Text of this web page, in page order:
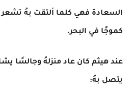
السعادة فهي كلما ألتقت بهُ
كموجًا في البحر.
عند هيثم كان عاد منزلهُ وجالسًا
يتصل بهُ: